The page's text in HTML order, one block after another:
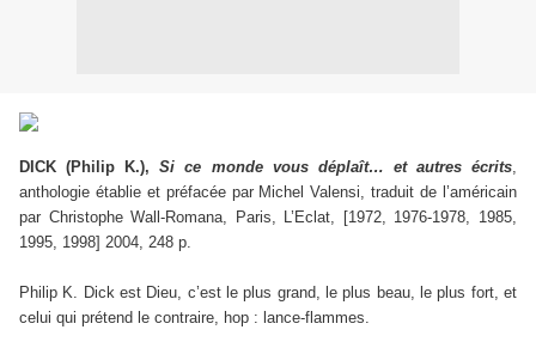
DICK (Philip K.),Si ce monde vous déplaît… et autres écrits,
anthologie établie et préfacée par Michel Valensi, traduit de l’américain
par Christophe Wall-Romana, Paris, L’Eclat, [1972, 1976-1978, 1985,
1995, 1998] 2004, 248 p.
Philip K. Dick est Dieu, c’est le plus grand, le plus beau, le plus fort, et
celui qui prétend le contraire, hop : lance-flammes.